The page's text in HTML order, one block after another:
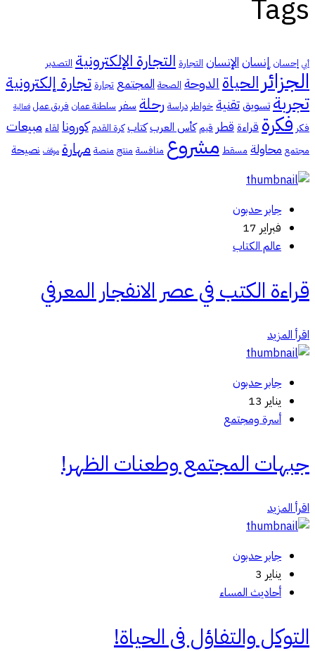
Tags
أبي إحسان إنسانالإنسان التجارة التجارة الإلكترونية التصدير
الجزائر الحياةالدوحة الصحة المجتمع تجارة تجارة إلكترونية
تجربة تسويقتقنية خواطر دراسة رحلة سفر سلطنة عمان فريق عمل فعالية
فكر فكرة قراءة قطر قيم كأس العرب كتاب كرة القدم كورونا لقاء مبيعات
مجتمع محاولة مسقط مشروع منافسة منتج منصة مهارة موقف نصيحة
جابر حدبون
فبراير 17
عالم الكتاب
قراءة الكتب في عصر الانفجار المعرفي
اقرأ المزيد
جابر حدبون
يناير 13
أسرة ومجتمع
جبهات المجتمع وطعنات الظهر!
اقرأ المزيد
جابر حدبون
يناير 3
أحاديث المساء
التوكل والتفاؤل في الحياة!